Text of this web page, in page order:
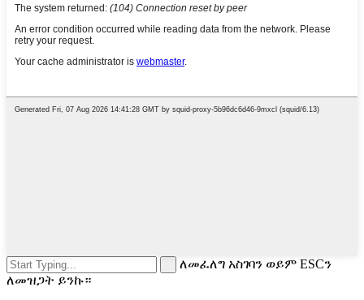
ለመፈለግ አስገባን ወይም ESCን
ለመዝጋት ይንኩ።